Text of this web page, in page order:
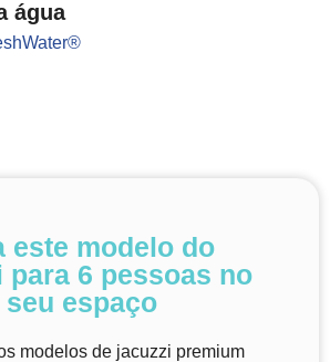
água
este modelo do
para 6 pessoas no
seu espaço
modelos de jacuzzi premium